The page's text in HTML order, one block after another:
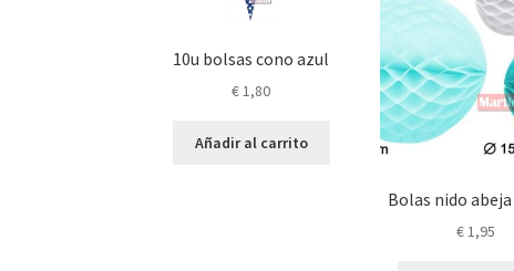
10u bolsas cono azul
€1,80
Añadir al carrito
Bolas nido
€1,95